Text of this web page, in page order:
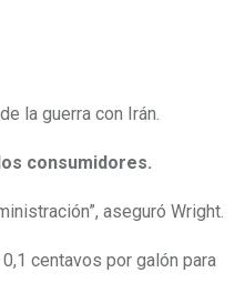
la guerra con Irán.
consumidores.
aseguró Wright.
centavos por galón para